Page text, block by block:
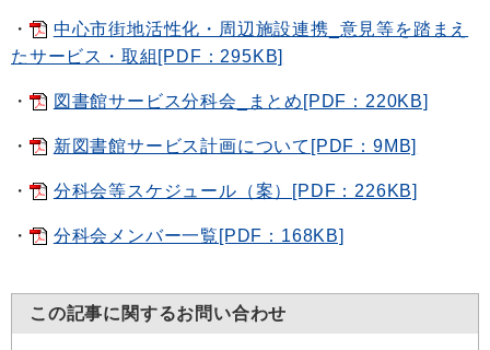
・
中心市街地活性化・周辺施設連携_意見等を踏まえ
たサービス・取組[PDF：295KB]
・ 図書館サービス分科会_まとめ[PDF：220KB]
・ 新図書館サービス計画について[PDF：9MB]
・ 分科会等スケジュール（案）[PDF：226KB]
・ 分科会メンバー一覧[PDF：168KB]
この記事に関するお問い合わせ